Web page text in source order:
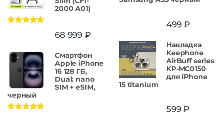
2000 A01)
68 999 ₽
Смартфон
Apple iPhone
16 128 ГБ,
Dual: nano
SIM + eSIM,
черный
499₽
Накладка
Keephone
AirBuff series
KP-MC0150
для iPhone
15 titanium
599₽